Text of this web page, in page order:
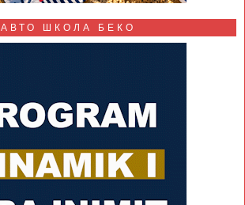
АВТО ШКОЛА БЕКО